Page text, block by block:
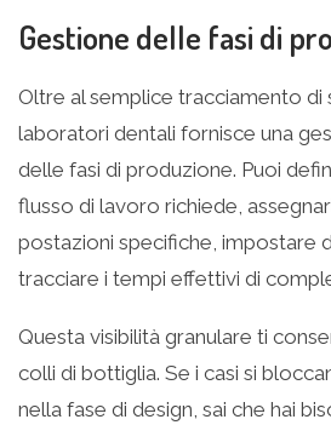
Gestione delle fasi di
Oltre al semplice tracciamento
laboratori dentali fornisce una
delle fasi di produzione. Puoi
flusso di lavoro richiede,
postazioni specifiche, impostare
tracciare i tempi effettivi di
Questa visibilità granulare ti
colli di bottiglia. Se i casi si
nella fase di design, sai che hai